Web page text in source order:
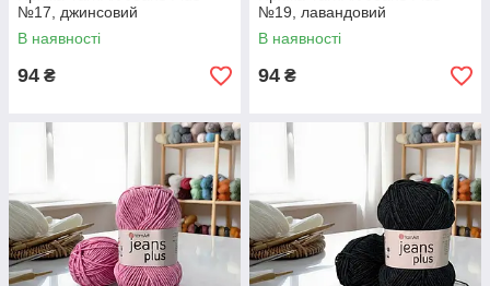
№17, джинсовий
В наявності
94 ₴
№19, лавандовий
В наявності
94 ₴